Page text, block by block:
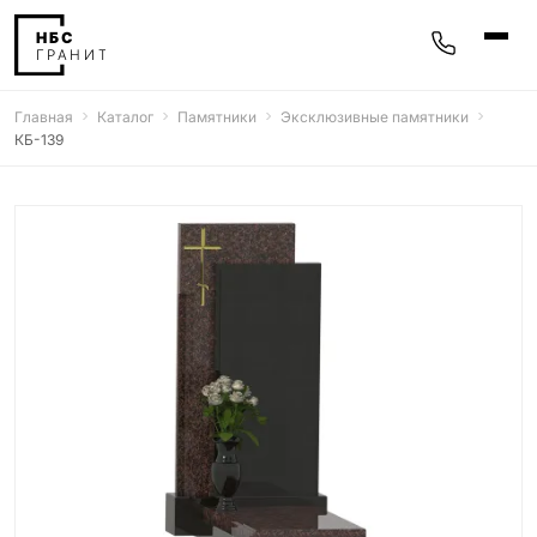
Гравировка
Фотокерамика
Надгробные плиты
Благоустройство
Главная Каталог Памятники
Эксклюзивные памятники
КБ-139